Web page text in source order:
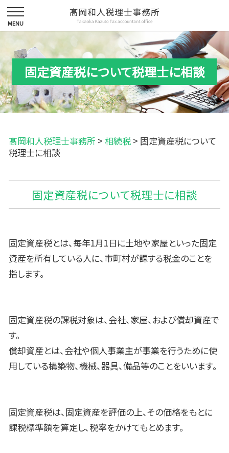
固定資産税について税理士に相談
髙岡和人税理士事務所 > 相続税 > 固定資産税について
税理士に相談
固定資産税について税理士に相談
固定資産税とは、毎年1月1日に土地や家屋といった固定
資産を所有している人に、市町村が課する税金のことを
指します。
固定資産税の課税対象は、会社、家屋、および償却資産で
す。
償却資産とは、会社や個人事業主が事業を行うために使
用している構築物、機械、器具、備品等のことをいいます。
固定資産税は、固定資産を評価の上、その価格をもとに
課税標準額を算定し、税率をかけてもとめます。